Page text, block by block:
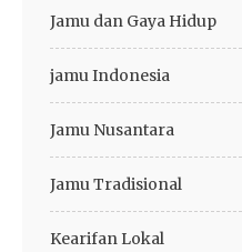
Jamu dan Gaya Hidup
jamu Indonesia
Jamu Nusantara
Jamu Tradisional
Kearifan Lokal